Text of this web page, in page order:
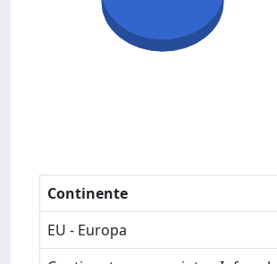
Continente
EU - Europa